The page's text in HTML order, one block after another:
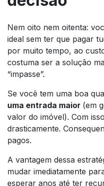
Nem oito nem oitenta:
ideal sem ter que pagar
por muito tempo, ao
costuma ser a solução
“impasse”.
Se você tem uma boa
uma entrada maior (em
valor do imóvel). Com
drasticamente.
pagos.
A vantagem dessa
mudar imediatamente
esperar anos até ter